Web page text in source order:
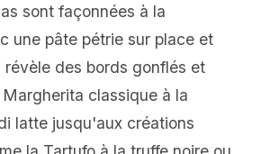
sont façonnées à la
une pâte pétrie sur place et
révèle des bords gonflés et
classique à la
latte jusqu'aux créations